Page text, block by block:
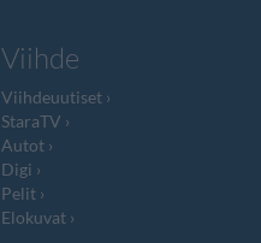
Viihde
Viihdeuutiset
StaraTV
Autot
Digi
Pelit
Elokuvat